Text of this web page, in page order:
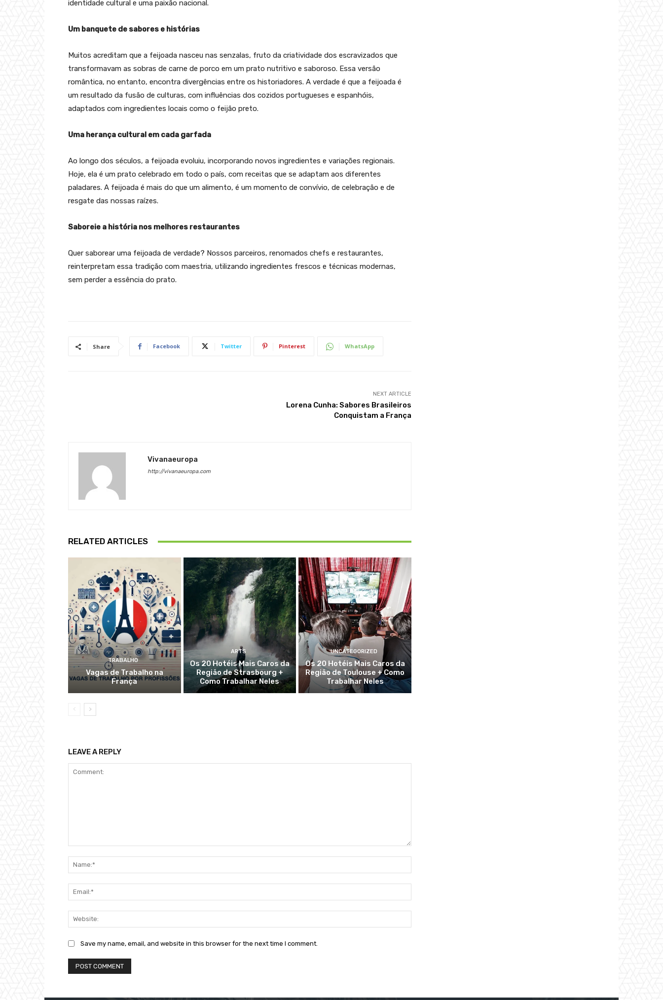
identidade cultural e uma paixão nacional.
Um banquete de sabores e histórias
Muitos acreditam que a feijoada nasceu nas senzalas, fruto da criatividade dos escravizados que
transformavam as sobras de carne de porco em um prato nutritivo e saboroso. Essa versão
romântica, no entanto, encontra divergências entre os historiadores. A verdade é que a feijoada é
um resultado da fusão de culturas, com influências dos cozidos portugueses e espanhóis,
adaptados com ingredientes locais como o feijão preto.
Uma herança cultural em cada garfada
Ao longo dos séculos, a feijoada evoluiu, incorporando novos ingredientes e variações regionais.
Hoje, ela é um prato celebrado em todo o país, com receitas que se adaptam aos diferentes
paladares. A feijoada é mais do que um alimento, é um momento de convívio, de celebração e de
resgate das nossas raízes.
Saboreie a história nos melhores restaurantes
Quer saborear uma feijoada de verdade? Nossos parceiros, renomados chefs e restaurantes,
reinterpretam essa tradição com maestria, utilizando ingredientes frescos e técnicas modernas,
sem perder a essência do prato.
Share Facebook Twitter Pinterest WhatsApp
NEXT ARTICLE
Lorena Cunha: Sabores Brasileiros
Conquistam a França
Vivanaeuropa
http://vivanaeuropa.com
RELATED ARTICLES
TRABALHO
Vagas de Trabalho na
França
ARTS
Os 20 Hotéis Mais Caros da
Região de Strasbourg +
Como Trabalhar Neles
UNCATEGORIZED
Os 20 Hotéis Mais Caros da
Região de Toulouse + Como
Trabalhar Neles
LEAVE A REPLY
Save my name, email, and website in this browser for the next time I comment.